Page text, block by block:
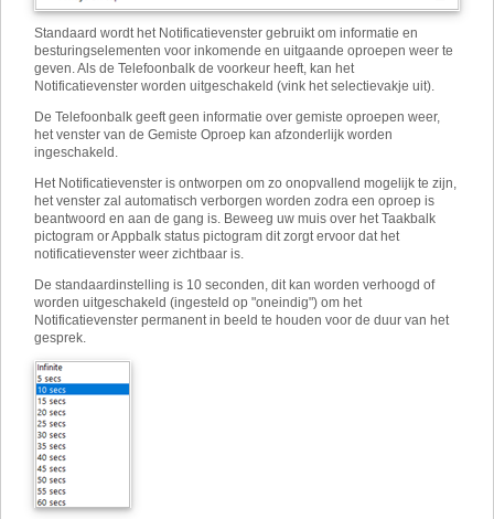
Standaard wordt het Notificatievenster gebruikt om informatie en
besturingselementen voor inkomende en uitgaande oproepen weer te
geven. Als de Telefoonbalk de voorkeur heeft, kan het
Notificatievenster worden uitgeschakeld (vink het selectievakje uit).
De Telefoonbalk geeft geen informatie over gemiste oproepen weer,
het venster van de Gemiste Oproep kan afzonderlijk worden
ingeschakeld.
Het Notificatievenster is ontworpen om zo onopvallend mogelijk te zijn,
het venster zal automatisch verborgen worden zodra een oproep is
beantwoord en aan de gang is. Beweeg uw muis over het Taakbalk
pictogram or Appbalk status pictogram dit zorgt ervoor dat het
notificatievenster weer zichtbaar is.
De standaardinstelling is 10 seconden, dit kan worden verhoogd of
worden uitgeschakeld (ingesteld op "oneindig") om het
Notificatievenster permanent in beeld te houden voor de duur van het
gesprek.